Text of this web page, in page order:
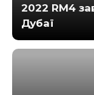
2022 RM4
Дубаї